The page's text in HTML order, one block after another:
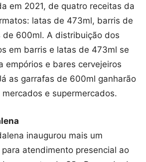
em 2021, de quatro receitas da
latas de 473ml, barris de
de 600ml. A distribuição dos
em barris e latas de 473ml se
empórios e bares cervejeiros
as garrafas de 600ml ganharão
e supermercados.
inaugurou mais um
atendimento presencial ao